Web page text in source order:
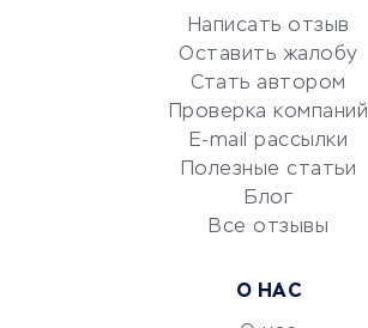
Репетиторство
Красота и здоровье
Сервисы по поиску работы
Сетевой маркетинг
УСЛУГИ ДЛЯ БИЗНЕСА
Написать отзыв
Оставить жалобу
Стать автором
Проверка компаний
E-mail рассылки
Полезные статьи
Блог
Все отзывы
О НАС